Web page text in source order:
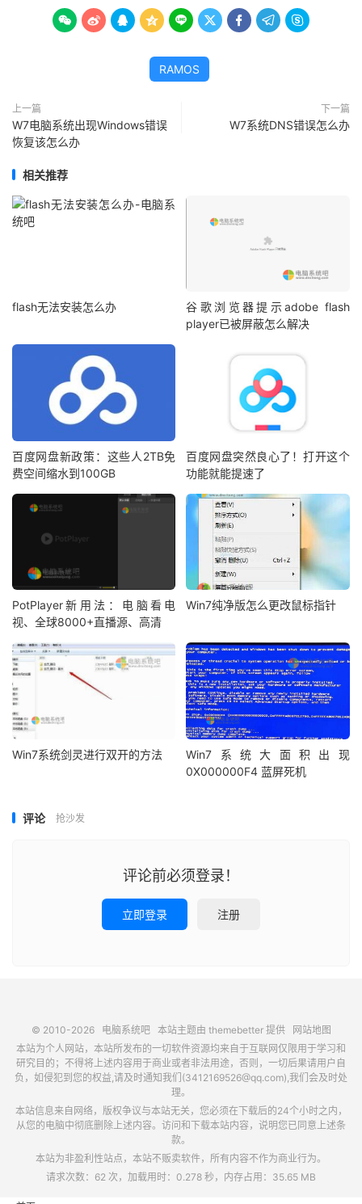
        
RAMOS
上一篇
W7电脑系统出现Windows错误
恢复该怎么办
下一篇
W7系统DNS错误怎么办
相关推荐
flash无法安装怎么办
谷歌浏览器提示adobe flash
player已被屏蔽怎么解决
百度网盘新政策：这些人2TB免
费空间缩水到100GB
百度网盘突然良心了！打开这个
功能就能提速了
PotPlayer新用法：电脑看电
视、全球8000+直播源、高清
Win7纯净版怎么更改鼠标指针
Win7系统剑灵进行双开的方法
Win7系统大面积出现
0X000000F4 蓝屏死机
评论 抢沙发
评论前必须登录！
立即登录 注册
© 2010-2026 电脑系统吧本站主题由 themebetter提供 网站地图
本站为个人网站，本站所发布的一切软件资源均来自于互联网仅限用于学习和
研究目的；不得将上述内容用于商业或者非法用途，否则，一切后果请用户自
负，如侵犯到您的权益,请及时通知我们(3412169526@qq.com),我们会及时处
理。
本站信息来自网络，版权争议与本站无关，您必须在下载后的24个小时之内，
从您的电脑中彻底删除上述内容。访问和下载本站内容，说明您已同意上述条
款。
本站为非盈利性站点，本站不贩卖软件，所有内容不作为商业行为。
请求次数：62 次，加载用时：0.278 秒，内存占用：35.65 MB